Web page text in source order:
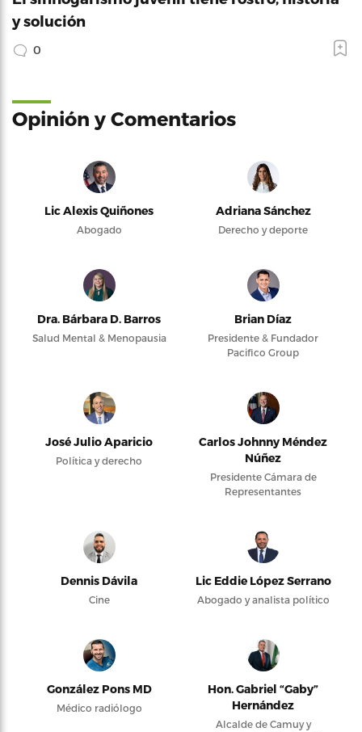
y solución
0
Opinión y Comentarios
Lic Alexis Quiñones
Abogado
Adriana Sánchez
Derecho y deporte
Dra. Bárbara D. Barros
Salud Mental & Menopausia
Brian Díaz
Presidente & Fundador
Pacifico Group
José Julio Aparicio
Política y derecho
Carlos Johnny Méndez
Núñez
Presidente Cámara de
Representantes
Dennis Dávila
Cine
Lic Eddie López Serrano
Abogado y analista político
González Pons MD
Médico radiólogo
Hon. Gabriel “Gaby”
Hernández
Alcalde de Camuy y